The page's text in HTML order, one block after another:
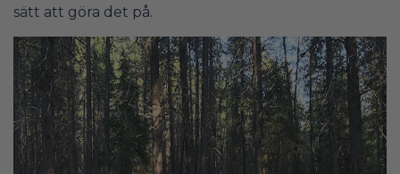
sätt att göra det på.